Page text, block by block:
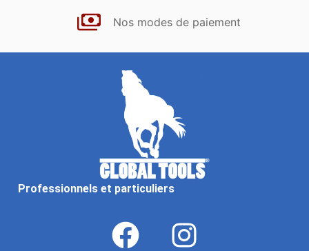
Nos modes de paiement
Professionnels et particuliers